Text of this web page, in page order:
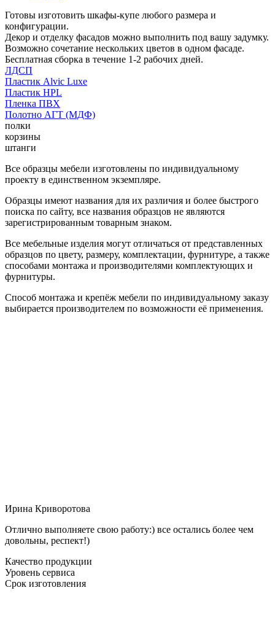
Готовы изготовить шкафы-купе любого размера и
конфигурации.
Декор и отделку фасадов можно выполнить под вашу задумку.
Возможно сочетание нескольких цветов в одном фасаде.
Бесплатная сборка в течение 1-2 рабочих дней.
ЛДСП
Пластик Alvic Luxe
Пластик HPL
Пленка ПВХ
Полотно АГТ (МДФ)
полки
корзины
штанги
Все образцы мебели изготовлены по индивидуальному
проекту в единственном экземпляре.
Образцы имеют названия для их различия и более быстрого
поиска по сайту, все названия образцов не являются
зарегистрированным товарным знаком.
Все мебельные изделия могут отличаться от представленных
образцов по цвету, размеру, комплектации, фурнитуре, а также
способами монтажа и производителями комплектующих и
фурнитуры.
Способ монтажа и крепёж мебели по индивидуальному заказу
выбирается производителем по возможности её применения.
Ирина Криворотова
Отлично выполняете свою работу:) все остались более чем
довольны, респект!)
Качество продукции
Уровень сервиса
Срок изготовления